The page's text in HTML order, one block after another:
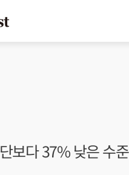
보다 37% 낮은 수준